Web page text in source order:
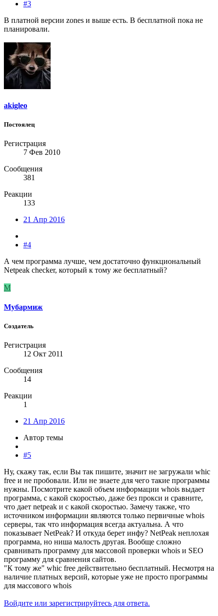
#3
В платной версии zones и выше есть. В бесплатной пока не
планировали.
akigleo
Постоялец
Регистрация
7 Фев 2010
Сообщения
381
Реакции
133
21 Апр 2016
#4
А чем программа лучше, чем достаточно функциональный
Netpeak checker, который к тому же бесплатный?
М
Мубармиж
Создатель
Регистрация
12 Окт 2011
Сообщения
14
Реакции
1
21 Апр 2016
Автор темы
#5
Ну, скажу так, если Вы так пишите, значит не загружали whic
free и не пробовали. Или не знаете для чего такие программы
нужны. Посмотрите какой объем информации whois выдает
программа, с какой скоростью, даже без прокси и сравните,
что дает netpeak и с какой скоростью. Замечу также, что
источником информации являются только первичные whois
серверы, так что информация всегда актуальна. А что
показывает NetPeak? И откуда берет инфу? NetPeak неплохая
программа, но ниша малость другая. Вообще сложно
сравнивать программу для массовой проверки whois и SEO
программу для сравнения сайтов.
"К тому же" whic free действительно бесплатный. Несмотря на
наличие платных версий, которые уже не просто программы
для массового whois
Войдите или зарегистрируйтесь для ответа.